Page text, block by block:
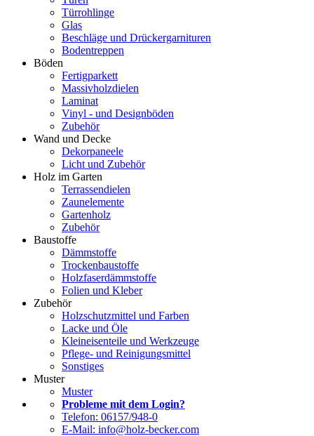
Türrohlinge
Glas
Beschläge und Drückergarnituren
Bodentreppen
Böden
Fertigparkett
Massivholzdielen
Laminat
Vinyl - und Designböden
Zubehör
Wand und Decke
Dekorpaneele
Licht und Zubehör
Holz im Garten
Terrassendielen
Zaunelemente
Gartenholz
Zubehör
Baustoffe
Dämmstoffe
Trockenbaustoffe
Holzfaserdämmstoffe
Folien und Kleber
Zubehör
Holzschutzmittel und Farben
Lacke und Öle
Kleineisenteile und Werkzeuge
Pflege- und Reinigungsmittel
Sonstiges
Muster
Muster
Probleme mit dem Login?
Telefon: 06157/948-0
E-Mail: info@holz-becker.com